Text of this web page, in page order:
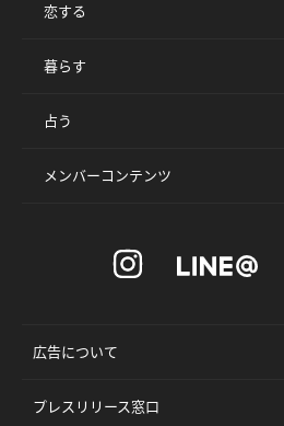
恋する
暮らす
占う
メンバーコンテンツ
広告について
プレスリリース窓口